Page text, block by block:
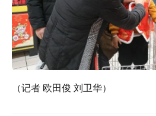
（记者 欧田俊 刘卫华）